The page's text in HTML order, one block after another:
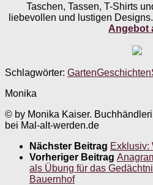
Taschen, Tassen, T-Shirts
liebevollen und lustigen Designs.
Angebot
Schlagwörter: GartenGeschichten
Monika
© by Monika Kaiser.
bei Mal-alt-werden.de
Nächster Beitrag Exklusiv:
Vorheriger Beitrag
als Übung für das
Bauernhof